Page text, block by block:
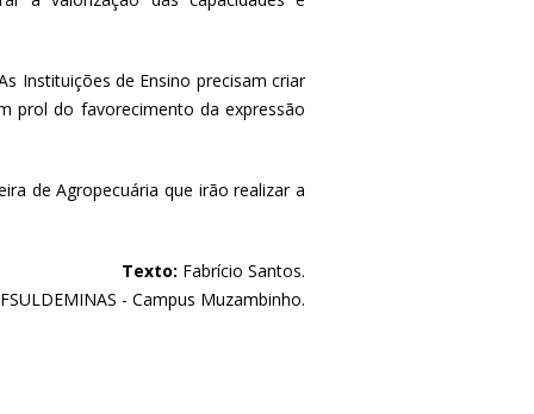
Instituições de Ensino precisam criar
prol do favorecimento da expressão
de Agropecuária que irão realizar a
Texto: Fabrício Santos.
- Campus Muzambinho.